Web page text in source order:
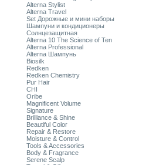
Alterna Stylist
Alterna Travel
Set Дорожные и мини наборы
Шампуни и кондиционеры
Солнцезащитная
Alterna 10 The Science of Ten
Alterna Professional
Alterna Шампунь
Biosilk
Redken
Redken Chemistry
Pur Hair
CHI
Oribe
Magnificent Volume
Signature
Brilliance & Shine
Beautiful Color
Repair & Restore
Moisture & Control
Tools & Accessories
Body & Fragrance
Serene Scalp